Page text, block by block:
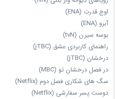
اوج قدرت (ENA)
آبرو (ENA)
بوسه سیرن (tvN)
راهنمای کاربردی عشق (jTBC)
درخشان (jTBC)
در فصل درخشان تو (MBC)
سگ های شکاری فصل دوم (Netflix)
دوست‌ پسر سفارشی (Netflix)